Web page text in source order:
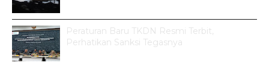
Peraturan Baru TKDN Resmi Terbit,
Perhatikan Sanksi Tegasnya